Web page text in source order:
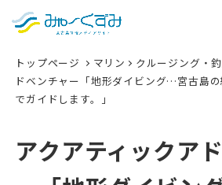
トップページ マリン クルージング・
ドベンチャー「地形ダイビング…宮古島
でガイドします。」
アクアティックア